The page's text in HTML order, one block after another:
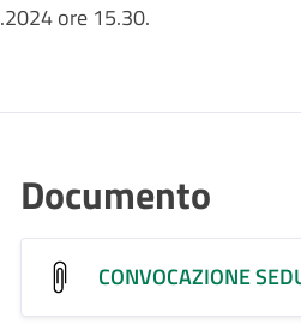
ore 15.30.
Documento
CONVOCAZIONE